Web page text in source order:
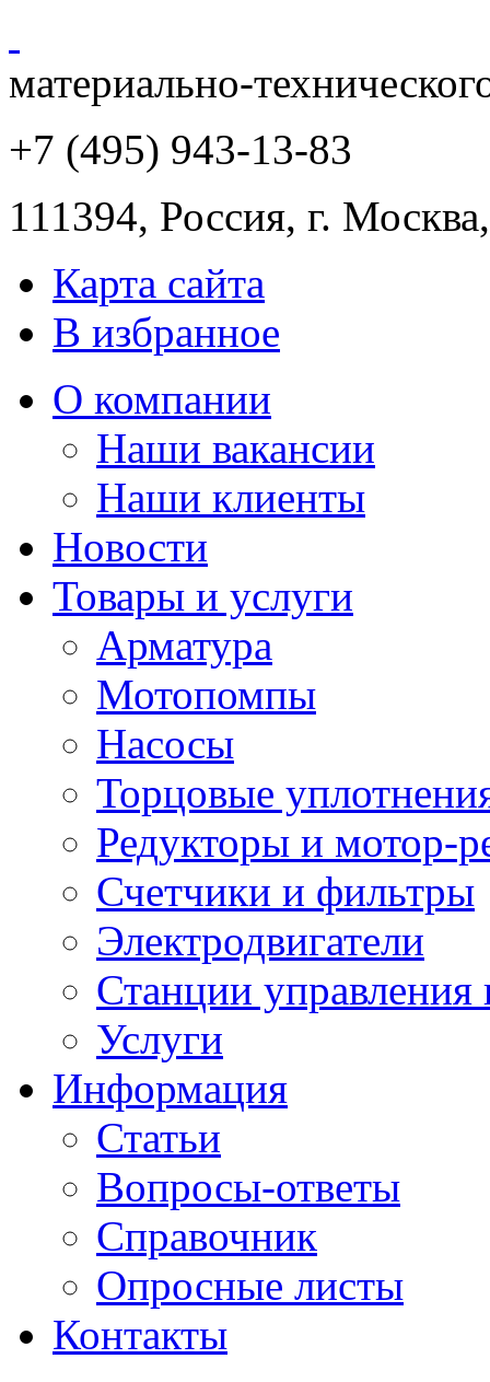
материально-
+7 (495) 943-13-83
111394, Россия, г. Москва
Карта сайта
В избранное
О компании
Наши вакансии
Наши клиенты
Новости
Товары и услуги
Арматура
Мотопомпы
Насосы
Торцовые
Редукторы и мотор-
Счетчики и фильтры
Электродвигатели
Станции управления
Услуги
Информация
Статьи
Вопросы-ответы
Справочник
Опросные листы
Контакты